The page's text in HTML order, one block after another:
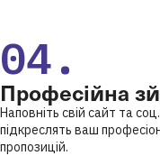
04.
Професійна
Наповніть свій сайт та
підкреслять ваш
пропозицій.